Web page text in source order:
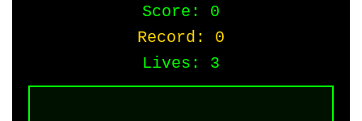
Score: 0
Record: 0
Lives: 3